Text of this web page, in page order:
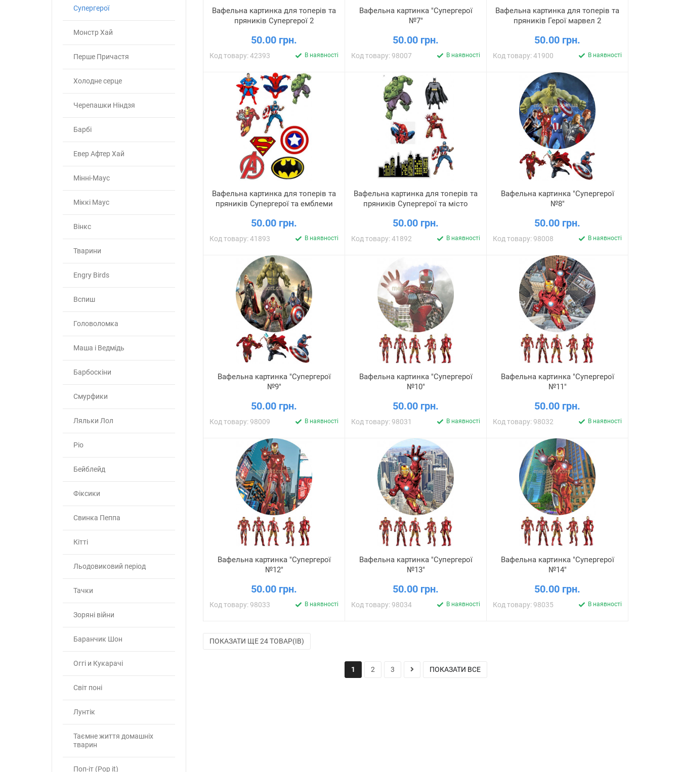
Супергерої
Монстр Хай
Перше Причастя
Холодне серце
Черепашки Ніндзя
Барбі
Евер Афтер Хай
Мінні-Маус
Міккі Маус
Вінкс
Тварини
Engry Birds
Вспиш
Головоломка
Маша і Ведмідь
Барбоскіни
Смурфики
Ляльки Лол
Ріо
Бейблейд
Фіксики
Свинка Пеппа
Кітті
Льодовиковий період
Тачки
Зоряні війни
Баранчик Шон
Оггі и Кукарачі
Світ поні
Лунтік
Таємне життя домашніх
тварин
Поп-іт (Pop it)
Вафельна картинка для топерів та
пряників Супергерої 2
50.00 грн.
Код товару: 42393 В наявності
Вафельна картинка "Супергерої
№7"
50.00 грн.
Код товару: 98007 В наявності
Вафельна картинка для топерів та
пряників Герої марвел 2
50.00 грн.
Код товару: 41900 В наявності
Вафельна картинка для топерів та
пряників Супергерої та емблеми
50.00 грн.
Код товару: 41893 В наявності
Вафельна картинка для топерів та
пряників Супергерої та місто
50.00 грн.
Код товару: 41892 В наявності
Вафельна картинка "Супергерої
№8"
50.00 грн.
Код товару: 98008 В наявності
Вафельна картинка "Супергерої
№9"
50.00 грн.
Код товару: 98009 В наявності
Вафельна картинка "Супергерої
№10"
50.00 грн.
Код товару: 98031 В наявності
Вафельна картинка "Супергерої
№11"
50.00 грн.
Код товару: 98032 В наявності
Вафельна картинка "Супергерої
№12"
50.00 грн.
Код товару: 98033 В наявності
Вафельна картинка "Супергерої
№13"
50.00 грн.
Код товару: 98034 В наявності
Вафельна картинка "Супергерої
№14"
50.00 грн.
Код товару: 98035 В наявності
ПОКАЗАТИ ЩЕ 24 ТОВАР(ІВ)
1 2 3 ПОКАЗАТИ ВСЕ